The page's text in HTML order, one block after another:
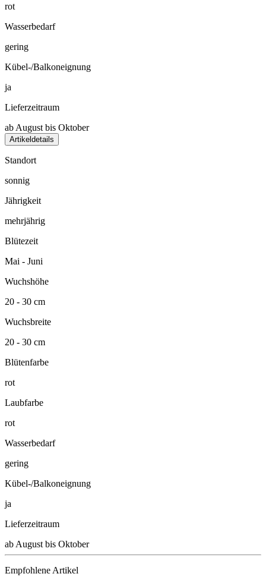
rot
Wasserbedarf
gering
Kübel-/Balkoneignung
ja
Lieferzeitraum
ab August bis Oktober
Artikeldetails
Standort
sonnig
Jährigkeit
mehrjährig
Blütezeit
Mai - Juni
Wuchshöhe
20 - 30 cm
Wuchsbreite
20 - 30 cm
Blütenfarbe
rot
Laubfarbe
rot
Wasserbedarf
gering
Kübel-/Balkoneignung
ja
Lieferzeitraum
ab August bis Oktober
Empfohlene Artikel